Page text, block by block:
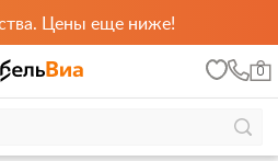
Цены еще ниже!
0